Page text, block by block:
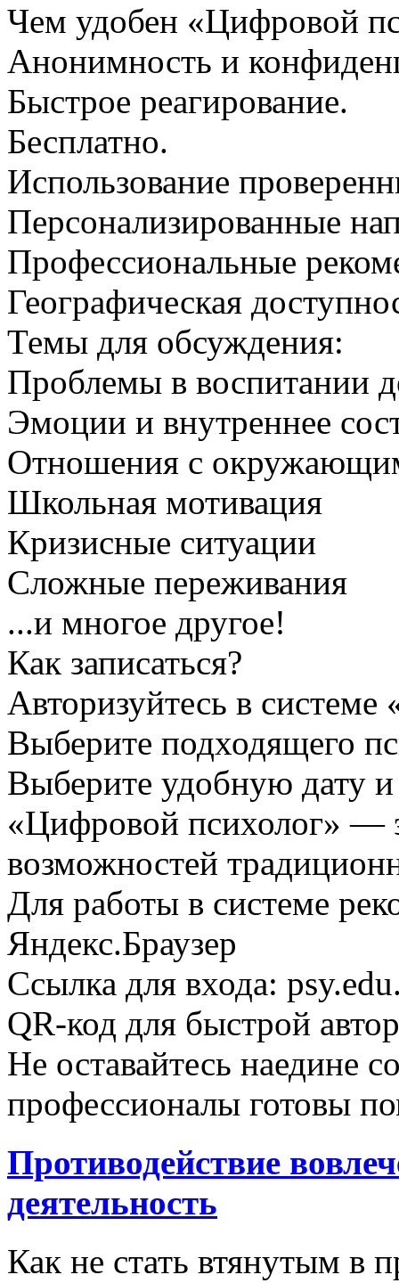
Чем удобен «Цифровой
Анонимность и
Быстрое реагирование.
Бесплатно.
Использование
Персонализированные
Профессиональные
Географическая
Темы для обсуждения:
Проблемы в воспитании
Эмоции и внутреннее
Отношения с
Школьная мотивация
Кризисные ситуации
Сложные переживания
...и многое другое!
Как записаться?
Авторизуйтесь в
Выберите подходящего
Выберите удобную дату
«Цифровой психолог» —
возможностей
Для работы в системе
Яндекс.Браузер
Ссылка для входа:
QR-код для быстрой
Не оставайтесь наедине
профессионалы готовы
Противодействие
деятельность
Как не стать втянутым в